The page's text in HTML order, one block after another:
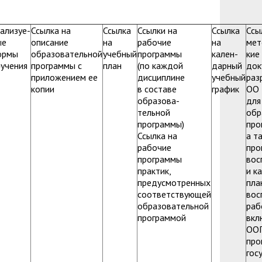
организация высшей школы
грамотности
образования
государственных и муниципальных
несовершеннолетних
академического отпуска обучающимся
Ссылка на
описание
образовательной
программы с
приложением ее
копии
Ссылка
на
учебный
план
Ссылки на
рабочие
программы
(по каждой
дисциплине
в составе
образова-
тельной
программы)
Ссылка на
рабочие
программы
практик,
предусмотренных
соответствующей
образовательной
программой
Ссылка
на
кален-
дарный
учебный
график ОО
а
и